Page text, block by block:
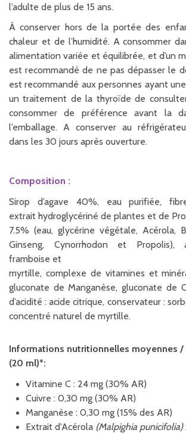
l’adulte de plus de 15 ans.
À conserver hors de la portée des
chaleur et de l’humidité. A consommer
alimentation variée et équilibrée, et d’un
est recommandé de ne pas dépasser le
est recommandé aux personnes ayant
un traitement de la thyroïde de
consommer de préférence avant la
l’emballage. A conserver au
dans les 30 jours après ouverture.
Composition :
Sirop d’agave 40%, eau purifiée,
extrait hydroglycériné de plantes et de
7.5% (eau, glycérine végétale, Acérola,
Ginseng, Cynorrhodon et Propolis),
framboise et
myrtille, complexe de vitamines et
gluconate de Manganèse, gluconate de
d’acidité : acide citrique, conservateur :
concentré naturel de myrtille.
Informations nutritionnelles moyennes /
(20 ml)*:
Vitamine C : 24 mg (30% AR)
Cuivre : 0,30 mg (30% AR)
Manganèse : 0,30 mg (15% des AR)
Extrait d'Acérola (Malpighia punicifolia)